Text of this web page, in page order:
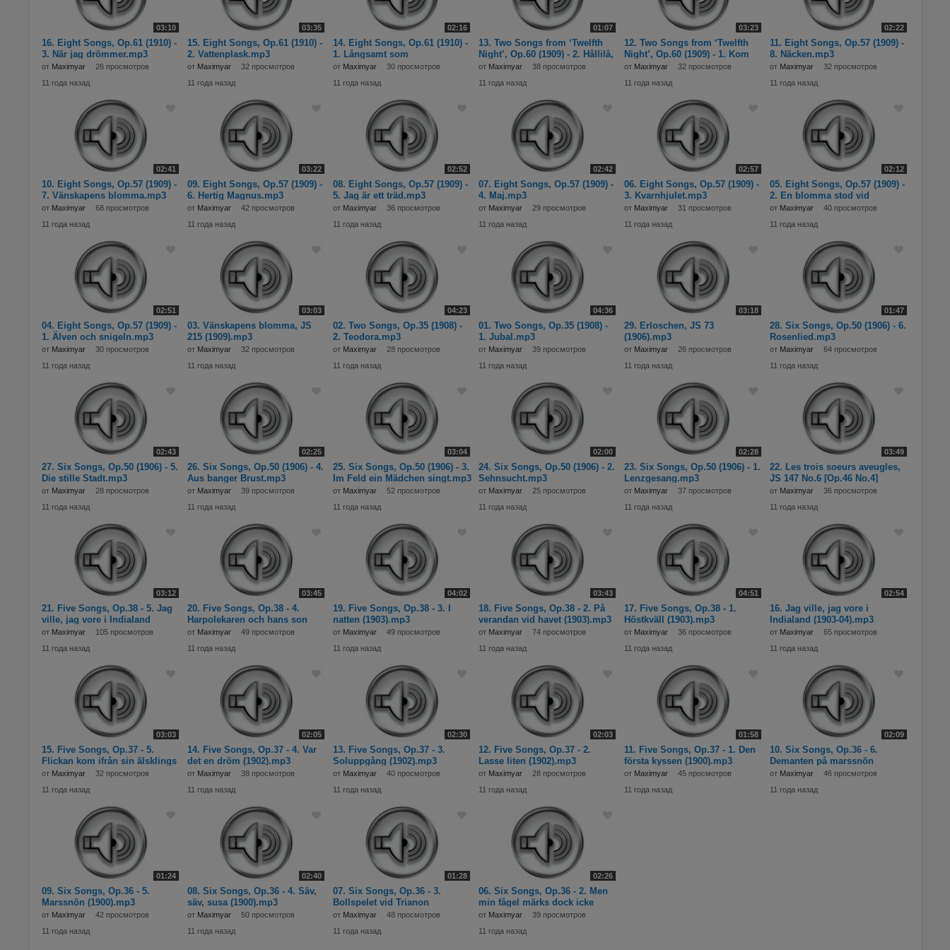
03:10
16. Eight Songs, Op.61 (1910) -
3. När jag drömmer.mp3
от Maximyar
26 просмотров
11 года назад
03:35
15. Eight Songs, Op.61 (1910) -
2. Vattenplask.mp3
от Maximyar
32 просмотров
11 года назад
02:16
14. Eight Songs, Op.61 (1910) -
1. Långsamt som
kvällskyn.mp3
от Maximyar
30 просмотров
11 года назад
01:07
13. Two Songs from ‘Twelfth
Night’, Op.60 (1909) - 2. Hållilå,
uti sto
от Maximyar
38 просмотров
11 года назад
03:23
12. Two Songs from ‘Twelfth
Night’, Op.60 (1909) - 1. Kom
nu hit, död!
от Maximyar
32 просмотров
11 года назад
02:22
11. Eight Songs, Op.57 (1909) -
8. Näcken.mp3
от Maximyar
32 просмотров
11 года назад
02:41
10. Eight Songs, Op.57 (1909) -
7. Vänskapens blomma.mp3
от Maximyar
68 просмотров
11 года назад
03:22
09. Eight Songs, Op.57 (1909) -
6. Hertig Magnus.mp3
от Maximyar
42 просмотров
11 года назад
02:52
08. Eight Songs, Op.57 (1909) -
5. Jag är ett träd.mp3
от Maximyar
36 просмотров
11 года назад
02:42
07. Eight Songs, Op.57 (1909) -
4. Maj.mp3
от Maximyar
29 просмотров
11 года назад
02:57
06. Eight Songs, Op.57 (1909) -
3. Kvarnhjulet.mp3
от Maximyar
31 просмотров
11 года назад
02:12
05. Eight Songs, Op.57 (1909) -
2. En blomma stod vid
vägen.mp3
от Maximyar
40 просмотров
11 года назад
02:51
04. Eight Songs, Op.57 (1909) -
1. Älven och snigeln.mp3
от Maximyar
30 просмотров
11 года назад
03:03
03. Vänskapens blomma, JS
215 (1909).mp3
от Maximyar
32 просмотров
11 года назад
04:23
02. Two Songs, Op.35 (1908) -
2. Teodora.mp3
от Maximyar
28 просмотров
11 года назад
04:36
01. Two Songs, Op.35 (1908) -
1. Jubal.mp3
от Maximyar
39 просмотров
11 года назад
03:18
29. Erloschen, JS 73
(1906).mp3
от Maximyar
26 просмотров
11 года назад
01:47
28. Six Songs, Op.50 (1906) - 6.
Rosenlied.mp3
от Maximyar
64 просмотров
11 года назад
02:43
27. Six Songs, Op.50 (1906) - 5.
Die stille Stadt.mp3
от Maximyar
28 просмотров
11 года назад
02:25
26. Six Songs, Op.50 (1906) - 4.
Aus banger Brust.mp3
от Maximyar
39 просмотров
11 года назад
03:04
25. Six Songs, Op.50 (1906) - 3.
Im Feld ein Mädchen singt.mp3
от Maximyar
52 просмотров
11 года назад
02:00
24. Six Songs, Op.50 (1906) - 2.
Sehnsucht.mp3
от Maximyar
25 просмотров
11 года назад
02:28
23. Six Songs, Op.50 (1906) - 1.
Lenzgesang.mp3
от Maximyar
37 просмотров
11 года назад
03:49
22. Les trois soeurs aveugles,
JS 147 No.6 [Op.46 No.4]
(1905).mp3
от Maximyar
36 просмотров
11 года назад
03:12
21. Five Songs, Op.38 - 5. Jag
ville, jag vore i Indialand
(1904).mp3
от Maximyar
105 просмотров
11 года назад
03:45
20. Five Songs, Op.38 - 4.
Harpolekaren och hans son
(1904).mp3
от Maximyar
49 просмотров
11 года назад
04:02
19. Five Songs, Op.38 - 3. I
natten (1903).mp3
от Maximyar
49 просмотров
11 года назад
03:43
18. Five Songs, Op.38 - 2. På
verandan vid havet (1903).mp3
от Maximyar
74 просмотров
11 года назад
04:51
17. Five Songs, Op.38 - 1.
Höstkväll (1903).mp3
от Maximyar
36 просмотров
11 года назад
02:54
16. Jag ville, jag vore i
Indialand (1903-04).mp3
от Maximyar
65 просмотров
11 года назад
03:03
15. Five Songs, Op.37 - 5.
Flickan kom ifrån sin älsklings
möte (1901)
от Maximyar
32 просмотров
11 года назад
02:05
14. Five Songs, Op.37 - 4. Var
det en dröm (1902).mp3
от Maximyar
38 просмотров
11 года назад
02:30
13. Five Songs, Op.37 - 3.
Soluppgång (1902).mp3
от Maximyar
40 просмотров
11 года назад
02:03
12. Five Songs, Op.37 - 2.
Lasse liten (1902).mp3
от Maximyar
28 просмотров
11 года назад
01:58
11. Five Songs, Op.37 - 1. Den
första kyssen (1900).mp3
от Maximyar
45 просмотров
11 года назад
02:09
10. Six Songs, Op.36 - 6.
Demanten på marssnön
(1900).mp3
от Maximyar
46 просмотров
11 года назад
01:24
09. Six Songs, Op.36 - 5.
Marssnön (1900).mp3
от Maximyar
42 просмотров
11 года назад
02:40
08. Six Songs, Op.36 - 4. Säv,
säv, susa (1900).mp3
от Maximyar
50 просмотров
11 года назад
01:28
07. Six Songs, Op.36 - 3.
Bollspelet vid Trianon
(1899).mp3
от Maximyar
48 просмотров
11 года назад
02:26
06. Six Songs, Op.36 - 2. Men
min fågel märks dock icke
(1899).mp3
от Maximyar
39 просмотров
11 года назад